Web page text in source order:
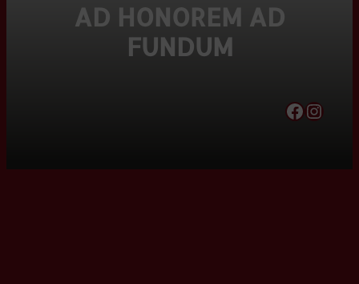
AD HONOREM AD
FUNDUM
Facebook Instagram